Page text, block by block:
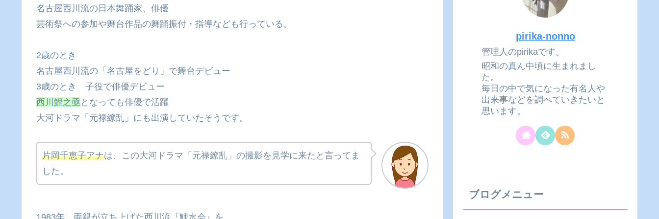
名古屋西川流の日本舞踊家、俳優
芸術祭への参加や舞台作品の舞踊振付・指導なども行っている。
2歳のとき
名古屋西川流の「名古屋をどり」で舞台デビュー
3歳のとき 子役で俳優デビュー
西川鯉之亟 となっても俳優で活躍
大河ドラマ「元禄繚乱」にも出演していたそうです。
片岡千恵子アナは、この大河ドラマ「元禄繚乱」の撮影を見学に来たと言ってま
した。
pirika-nonno
管理人のpirikaです。
昭和の真ん中頃に生まれまし
た。
毎日の中で気になった有名人や
出来事などを調べていきたいと
思います。
ブログメニュー